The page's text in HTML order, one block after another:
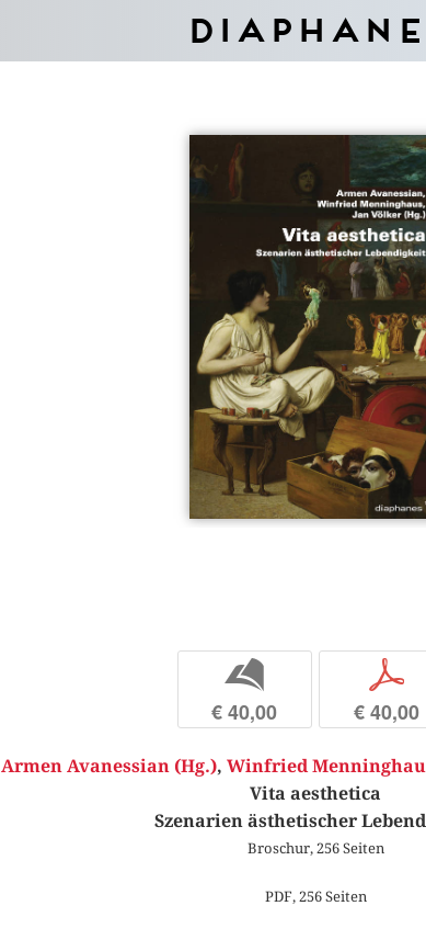
b
€ 40,00
p
€ 40,00
Armen Avanessian (Hg.), Winfried
Vita aesthetica
Szenarien ästhetischer
Broschur, 256 Seiten
PDF, 256 Seiten